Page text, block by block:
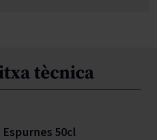
tècnica
Espurnes 50cl